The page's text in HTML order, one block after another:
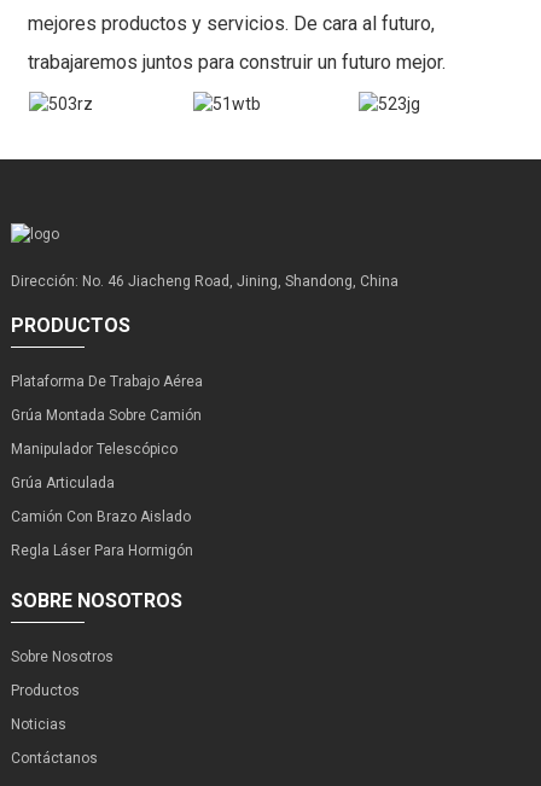
mejores productos y servicios. De cara al futuro,
trabajaremos juntos para construir un futuro mejor.
Dirección: No. 46 Jiacheng Road, Jining, Shandong, China
PRODUCTOS
Plataforma De Trabajo Aérea
Grúa Montada Sobre Camión
Manipulador Telescópico
Grúa Articulada
Camión Con Brazo Aislado
Regla Láser Para Hormigón
SOBRE NOSOTROS
Sobre Nosotros
Productos
Noticias
Contáctanos